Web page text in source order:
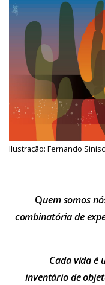
Ilustração: Fernando
Quem somos
combinatória de
Cada vida é
inventário de